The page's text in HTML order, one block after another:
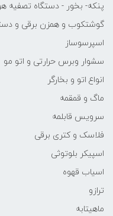
پنکه- بخور - دستگاه تصفیه
گوشتکوب و همزن برقی و
اسپرسوساز
سشوار وبرس حرارتی و اتو مو
انواع اتو و بخارگر
ماگ و قمقمه
سرویس قابلمه
فلاسک و کتری برقی
اسپیکر بلوتوثی
اسیاب قهوه
ترازو
ماهیتابه